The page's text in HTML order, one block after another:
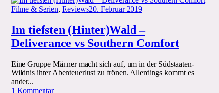
Categories
Filme & Serien, ReviewsPosted
20. Februar 2019
Im tiefsten (Hinter)Wald –
Deliverance vs Southern Comfort
Eine Gruppe Männer macht sich auf, um in der Südstaaten-
Wildnis ihrer Abenteuerlust zu frönen. Allerdings kommt es
ander...
1 Kommentarzu